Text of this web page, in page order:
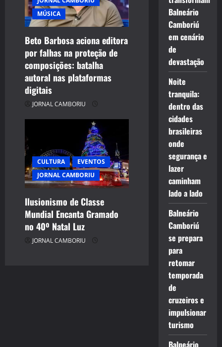
MÚSICA
Beto Barbosa aciona editora
por falhas na proteção de
composições: batalha
autoral nas plataformas
digitais
JORNAL CAMBORIU
CULTURA
EVENTOS
JORNAL CAMBORIU
Ilusionismo de Classe
Mundial Encanta Gramado
no 40º Natal Luz
JORNAL CAMBORIU
Balneário
Camboriú
em cenário
de
devastação
Noite
tranquila:
dentro das
cidades
brasileiras
onde
segurança e
lazer
caminham
lado a lado
Balneário
Camboriú
se prepara
para
retomar
temporada
de
cruzeiros e
impulsionar
turismo